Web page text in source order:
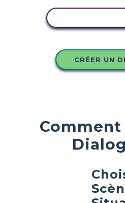
CRÉER UN
Comment